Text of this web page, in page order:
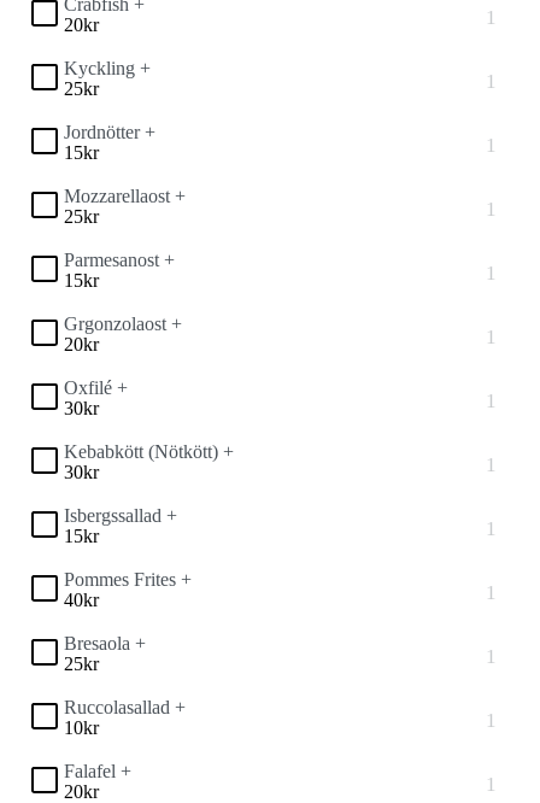
Crabfish +
20kr
Kyckling +
25kr
Jordnötter +
15kr
Mozzarellaost +
25kr
Parmesanost +
15kr
Grgonzolaost +
20kr
Oxfilé +
30kr
Kebabkött (Nötkött) +
30kr
Isbergssallad +
15kr
Pommes Frites +
40kr
Bresaola +
25kr
Ruccolasallad +
10kr
Falafel +
20kr